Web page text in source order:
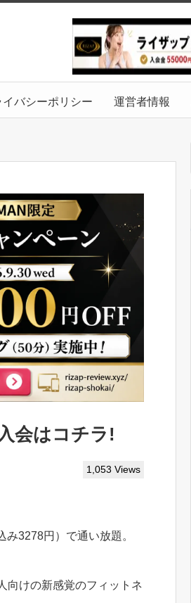
イバシーポリシー 運営者情報
会はコチラ!
1,053 Views
3278円）で通い放題。
向けの新感覚のフィットネ